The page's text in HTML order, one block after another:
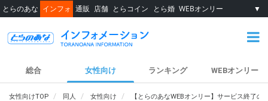
とらのあな インフォ 通販 店舗 とらコイン とら婚 WEBオンリー ▼
総合 女性向け ランキング WEBオンリー
女性向けTOP 同人 女性向け 【とらのあなWEBオンリー】サービス終了の